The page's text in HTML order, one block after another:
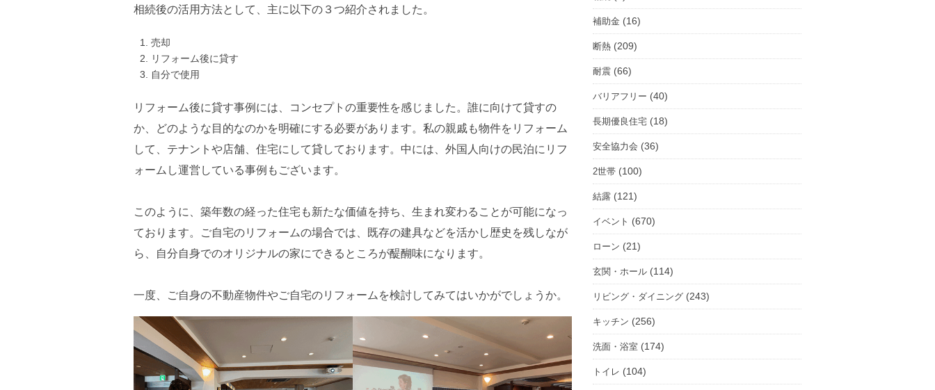
相続後の活用方法として、主に以下の３つ紹介されました。
売却
リフォーム後に貸す
自分で使用
リフォーム後に貸す事例には、コンセプトの重要性を感じました。誰に向けて貸すの
か、どのような目的なのかを明確にする必要があります。私の親戚も物件をリフォーム
して、テナントや店舗、住宅にして貸しております。中には、外国人向けの民泊にリフ
ォームし運営している事例もございます。
このように、築年数の経った住宅も新たな価値を持ち、生まれ変わることが可能になっ
ております。ご自宅のリフォームの場合では、既存の建具などを活かし歴史を残しなが
ら、自分自身でのオリジナルの家にできるところが醍醐味になります。
一度、ご自身の不動産物件やご自宅のリフォームを検討してみてはいかがでしょうか。
補助金 (16)
断熱 (209)
耐震 (66)
バリアフリー (40)
長期優良住宅 (18)
安全協力会 (36)
2世帯 (100)
結露 (121)
イベント (670)
ローン (21)
玄関・ホール (114)
リビング・ダイニング (243)
キッチン (256)
洗面・浴室 (174)
トイレ (104)